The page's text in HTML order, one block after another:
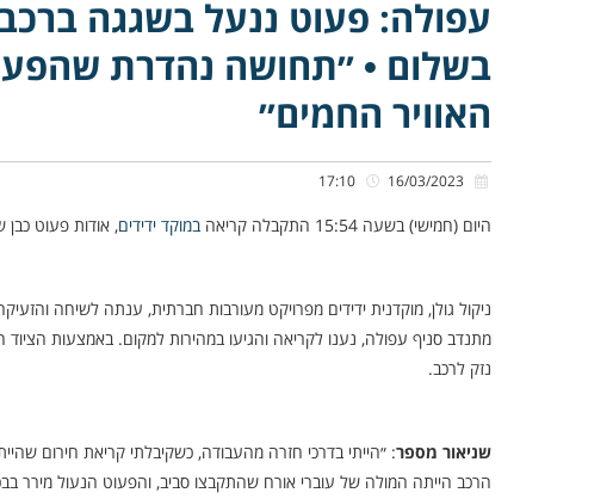
האוויר החמים״
עפולה: פעוט ננעל בשגגה
בשלום • ״תחושה נהדרת
האוויר החמים״
היום (חמישי) בשעה 15:54 התקבלה קריאה במוקד ידידים, אודות פעוט
ניקול גולן, מוקדנית ידידים מפרויקט מעורבות חברתית, ענתה לשיחה
מתנדב סניף עפולה, נענו לקריאה והגיעו במהירות למקום. באמצעות
נזק לרכב.
שניאור מספר: ״הייתי בדרכי חזרה מהעבודה, כשקיבלתי קריאת חירום
הרכב הייתה המולה של עוברי אורח שהתקבצו סביב, והפעוט הנעול מירר